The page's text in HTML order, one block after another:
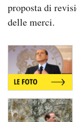
proposta di
delle merci.